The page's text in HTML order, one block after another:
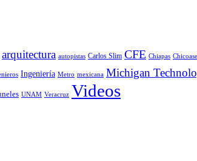
arquitectura autopistas Carlos Slim CFE Chiapas
Ingeniería Metro mexicana Michigan
UNAM Veracruz Videos